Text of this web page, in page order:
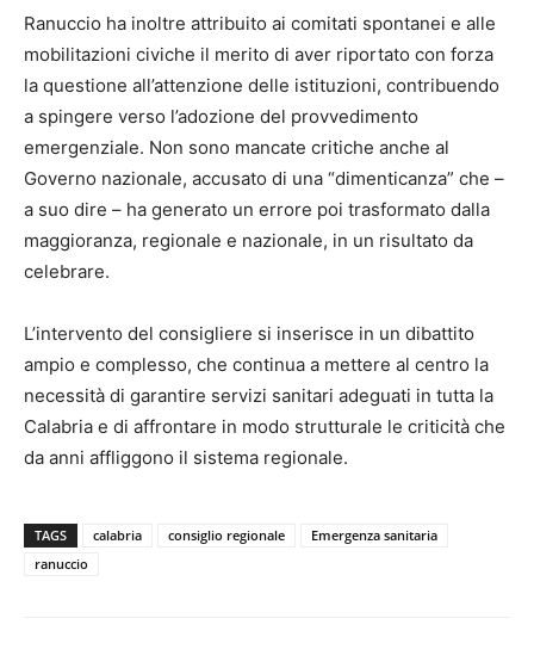
Ranuccio ha inoltre attribuito ai comitati spontanei e alle
mobilitazioni civiche il merito di aver riportato con forza
la questione all’attenzione delle istituzioni, contribuendo
a spingere verso l’adozione del provvedimento
emergenziale. Non sono mancate critiche anche al
Governo nazionale, accusato di una “dimenticanza” che –
a suo dire – ha generato un errore poi trasformato dalla
maggioranza, regionale e nazionale, in un risultato da
celebrare.
L’intervento del consigliere si inserisce in un dibattito
ampio e complesso, che continua a mettere al centro la
necessità di garantire servizi sanitari adeguati in tutta la
Calabria e di affrontare in modo strutturale le criticità che
da anni affliggono il sistema regionale.
TAGS calabria consiglio regionale
Emergenza sanitaria
ranuccio